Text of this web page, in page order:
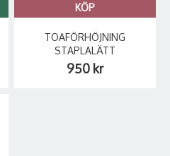
KÖP
TOAFÖRHÖJNING
STAPLALÄTT
950 kr